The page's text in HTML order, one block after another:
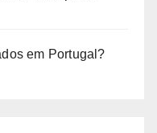
em Portugal?